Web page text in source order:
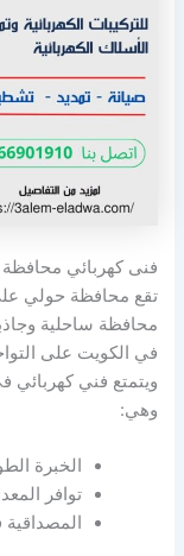
فنى كهربائي
تقع محافظة حولي
محافظة ساحلية
في الكويت على
ويتمتع فني كهربائي
وهي:
الخبرة
توافر
المصداقية